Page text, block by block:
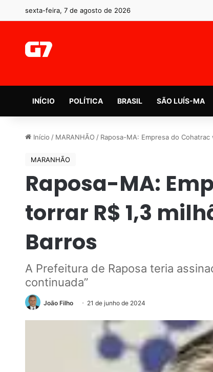
sexta-feira, 7 de agosto de 2026
INÍCIO POLÍTICA BRASIL SÃO LUÍS-MA
Início / MARANHÃO / Raposa-MA: Empresa do
MARANHÃO
Raposa-MA:
torrar R$ 1,3
Barros
A Prefeitura de Raposa teria
continuada”
João Filho 21 de junho de 2024